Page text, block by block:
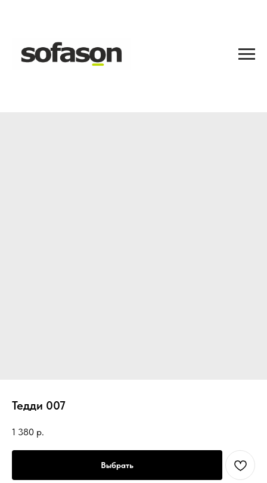
Тедди 007
1 380 р.
Выбрать